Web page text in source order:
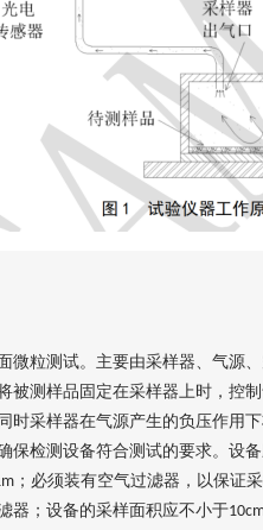
微粒测试。主要由采样器、气源
被测样品固定在采样器上时，控
时采样器在气源产生的负压作用
保检测设备符合测试的要求。设
；必须装有空气过滤器，以保证
器；设备的采样面积应不小于